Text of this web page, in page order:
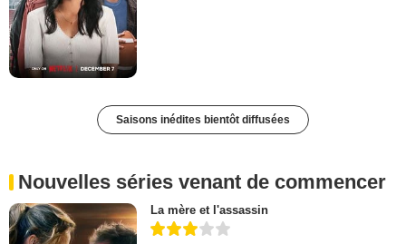
Saisons inédites bientôt diffusées
Nouvelles séries venant de commencer
La mère et l'assassin